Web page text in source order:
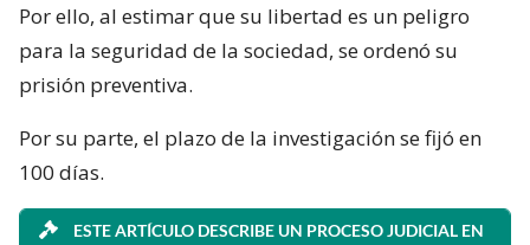
Por ello, al estimar que su libertad es un peligro
para la seguridad de la sociedad, se ordenó su
prisión preventiva.
Por su parte, el plazo de la investigación se fijó en
100 días.
ESTE ARTÍCULO DESCRIBE UN PROCESO JUDICIAL EN